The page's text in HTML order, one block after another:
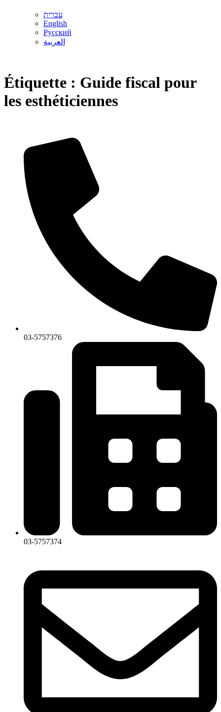
עברית
English
Русский
العربية
Étiquette : Guide fiscal pour
les esthéticiennes
03-5757376
03-5757374